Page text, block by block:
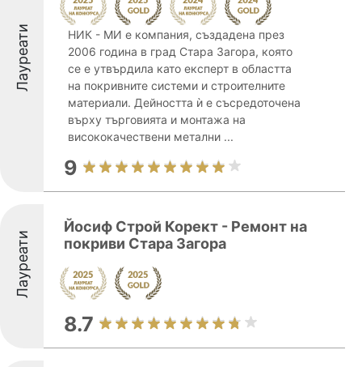
Лауреати
НИК - МИ е компания, създадена през
2006 година в град Стара Загора, която
се е утвърдила като експерт в областта
на покривните системи и строителните
материали. Дейността ѝ е съсредоточена
върху търговията и монтажа на
висококачествени метални ...
9
Лауреати
Йосиф Строй Корект - Ремонт на
покриви Стара Загора
8.7